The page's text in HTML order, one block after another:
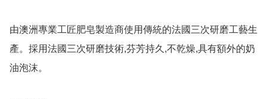
由澳洲專業工匠肥皂製造商使用傳統的法國三次研磨工藝生
產。採用法國三次研磨技術,芬芳持久,不乾燥,具有額外的奶
油泡沫。